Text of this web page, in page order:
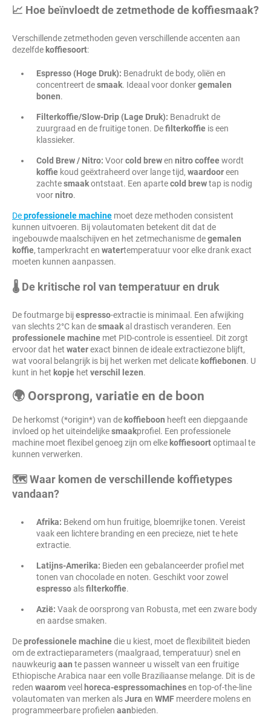
📈 Hoe beïnvloedt de zetmethode de koffiesmaak?
Verschillende zetmethoden geven verschillende accenten aan
dezelfde koffiesoort:
Espresso (Hoge Druk): Benadrukt de body, oliën en
concentreert desmaak. Ideaal voor donkergemalen
bonen.
Filterkoffie/Slow-Drip (Lage Druk): Benadrukt de
zuurgraad en de fruitige tonen. Defilterkoffie is een
klassieker.
Cold Brew / Nitro: Voorcold brewen nitrocoffeewordt
koffie koud geëxtraheerd over lange tijd, waardooreen
zachtesmaakontstaat. Een apartecold brewtap is nodig
voornitro.
Deprofessionele machine moet deze methoden consistent
kunnen uitvoeren. Bij volautomaten betekent dit dat de
ingebouwde maalschijven en het zetmechanisme degemalen
koffie, tamperkracht en watertemperatuur voor elke drank exact
moeten kunnen aanpassen.
🌡️ De kritische rol van temperatuur en druk
De foutmarge bijespresso-extractie is minimaal. Een afwijking
van slechts 2°C kan desmaakal drastisch veranderen. Een
professionele machine met PID-controle is essentieel. Dit zorgt
ervoor dat het waterexact binnen de ideale extractiezone blijft,
wat vooral belangrijk is bij het werken met delicate koffiebonen. U
kunt in het kopje het verschil lezen.
🌍 Oorsprong, variatie en de boon
De herkomst (*origin*) van de koffieboon heeft een diepgaande
invloed op het uiteindelijkesmaakprofiel. Een professionele
machine moet flexibel genoeg zijn om elke koffiesoortoptimaal te
kunnen verwerken.
🗺️ Waar komen de verschillende koffietypes
vandaan?
Afrika: Bekend om hun fruitige, bloemrijke tonen. Vereist
vaak een lichtere branding en een precieze, niet te hete
extractie.
Latijns-Amerika: Bieden een gebalanceerder profiel met
tonen van chocolade en noten. Geschikt voor zowel
espressoalsfilterkoffie.
Azië: Vaak de oorsprong van Robusta, met een zware body
en aardse smaken.
Deprofessionele machinedie u kiest, moet de flexibiliteit bieden
om de extractieparameters (maalgraad, temperatuur) snel en
nauwkeurig aan te passen wanneer u wisselt van een fruitige
Ethiopische Arabica naar een volle Braziliaanse melange. Dit is de
reden waaromveel horeca-espressomachinesen top-of-the-line
volautomaten van merken alsJura en WMF meerdere molens en
programmeerbare profielen aanbieden.